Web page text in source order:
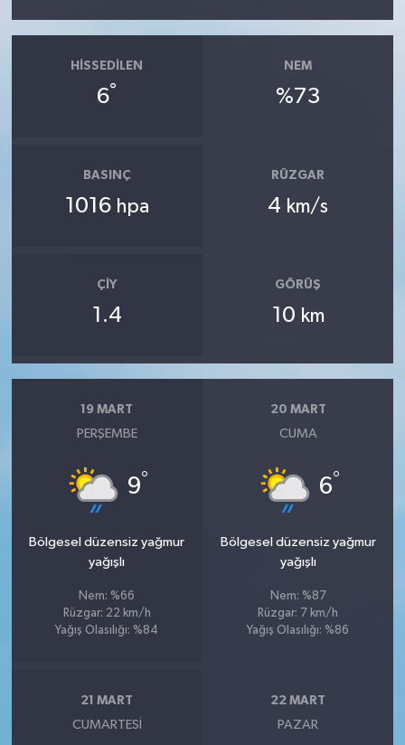
HISSEDILEN
6°
NEM
%73
BASINÇ
1016 hpa
RÜZGAR
4 km/s
ÇIY
1.4
GÖRÜŞ
10 km
19 MART
PERŞEMBE
9°
Bölgesel düzensiz yağmur
yağışlı
Nem: %66
Rüzgar: 22 km/h
Yağış Olasılığı: %84
20 MART
CUMA
6°
Bölgesel düzensiz yağmur
yağışlı
Nem: %87
Rüzgar: 7 km/h
Yağış Olasılığı: %86
21 MART
CUMARTESI
22 MART
PAZAR